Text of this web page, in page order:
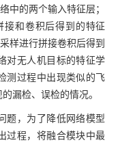
中的两个输入特征层；
接和卷积后得到的特征
样进行拼接卷积后得到
对无人机目标的特征学
测过程中出现类似的飞
漏检、误检的情况。
题，为了降低网络模型
过程，将融合模块中最